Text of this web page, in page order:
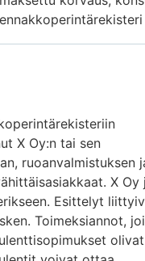
ennakkoperintärekisteri
X Oy:n tai sen
ruoanvalmistuksen
X Oy
Esittelyt
Toimeksiannot,
olivat